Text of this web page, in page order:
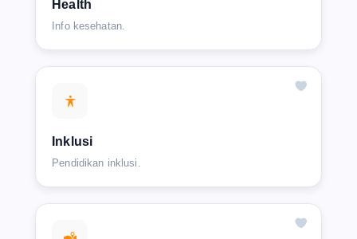
Health
Info kesehatan.
Inklusi
Pendidikan inklusi.